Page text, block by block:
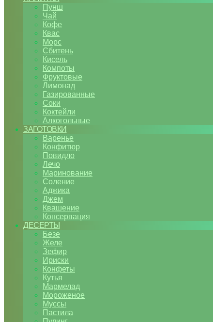
Пунш
Чай
Кофе
Квас
Морс
Сбитень
Кисель
Компоты
Фруктовые
Лимонад
Газированные
Соки
Коктейли
Алкогольные
ЗАГОТОВКИ
Варенье
Конфитюр
Повидло
Лечо
Маринование
Соление
Аджика
Джем
Квашение
Консервация
ДЕСЕРТЫ
Безе
Желе
Зефир
Ириски
Конфеты
Кутья
Мармелад
Мороженое
Муссы
Пастила